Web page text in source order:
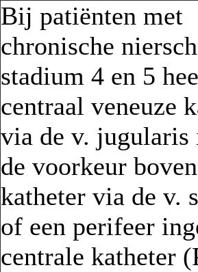
Bij patiënten met
chronische
stadium 4 en 5
centraal veneuze
via de v. jugularis
de voorkeur
katheter via de v.
of een perifeer
centrale katheter